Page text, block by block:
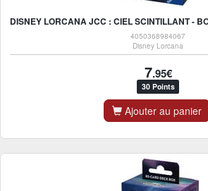
4050368984067
Disney Lorcana
7.95€
30 Points
Ajouter au panier